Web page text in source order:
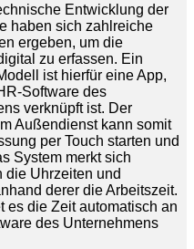
Entwicklung der
haben sich zahlreiche
ergeben, um die
zu erfassen. Ein
ist hierfür eine App,
Software des
verknüpft ist. Der
Außendienst kann somit
per Touch starten und
System merkt sich
die Uhrzeiten und
derer die Arbeitszeit.
es die Zeit automatisch an
des Unternehmens